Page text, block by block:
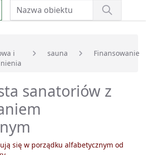
i
sauna Finansowanie
sanatoriów z
się w porządku alfabetycznym od